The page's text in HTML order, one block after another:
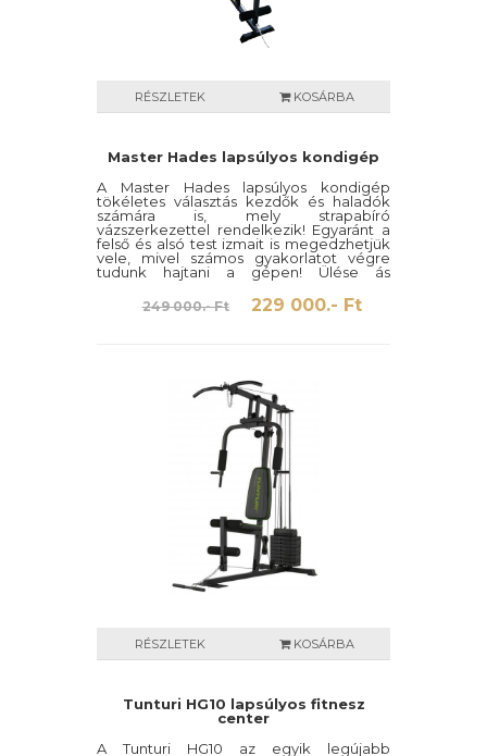
RÉSZLETEK KOSÁRBA
Master Hades lapsúlyos kondigép
A Master Hades lapsúlyos kondigép
tökéletes választás kezdők és haladók
számára is, mely strapabíró
vázszerkezettel rendelkezik! Egyaránt a
felső és alsó test izmait is megedzhetjük
vele, mivel számos gyakorlatot végre
tudunk hajtani a gépen! Ülése ás
háttámlája is személyre szabható.
249 000.- Ft 229 000.- Ft
RÉSZLETEK KOSÁRBA
Tunturi HG10 lapsúlyos fitnesz
center
A Tunturi HG10 az egyik legújabb